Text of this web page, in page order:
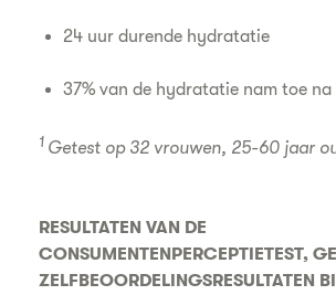
24 uur durende hydratatie
37% van de hydratatie nam toe
1 Getest op 32 vrouwen, 25-60 jaar
RESULTATEN VAN DE
CONSUMENTENPERCEPTIETEST,
ZELFBEOORDELINGSRESULTATEN